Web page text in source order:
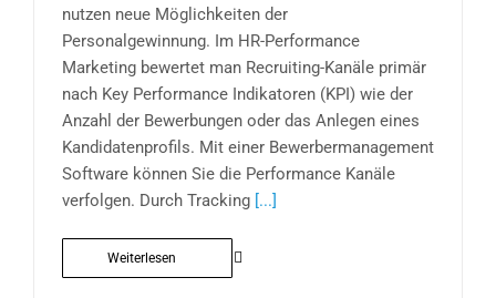
nutzen neue Möglichkeiten der
Personalgewinnung. Im HR-Performance
Marketing bewertet man Recruiting-Kanäle primär
nach Key Performance Indikatoren (KPI) wie der
Anzahl der Bewerbungen oder das Anlegen eines
Kandidatenprofils. Mit einer Bewerbermanagement
Software können Sie die Performance Kanäle
verfolgen. Durch Tracking [...]
Weiterlesen